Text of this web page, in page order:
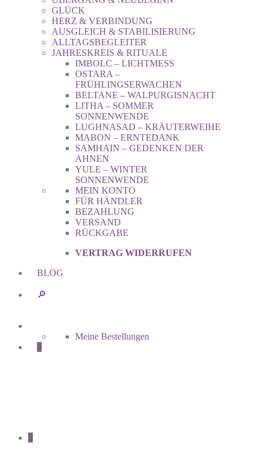
GLÜCK
HERZ & VERBINDUNG
AUSGLEICH & STABILISIERUNG
ALLTAGSBEGLEITER
JAHRESKREIS & RITUALE
IMBOLC – LICHTMESS
OSTARA –
FRÜHLINGSERWACHEN
BELTANE – WALPURGISNACHT
LITHA – SOMMER
SONNENWENDE
LUGHNASAD – KRÄUTERWEIHE
MABON – ERNTEDANK
SAMHAIN – GEDENKEN DER
AHNEN
YULE – WINTER
SONNENWENDE
MEIN KONTO
FÜR HÄNDLER
BEZAHLUNG
VERSAND
RÜCKGABE
VERTRAG WIDERRUFEN
BLOG
🔎︎
Meine Bestellungen
0
0